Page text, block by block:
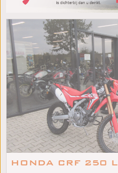
HONDA CRF 250 L